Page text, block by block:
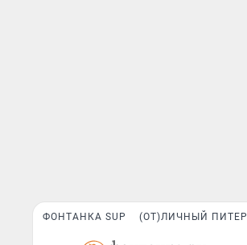
ФОНТАНКА SUP (ОТ)ЛИЧНЫЙ ПИТЕР